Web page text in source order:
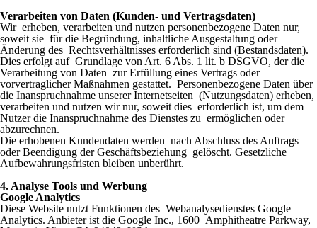
Verarbeiten von Daten (Kunden- und Vertragsdaten)
Wir erheben, verarbeiten und nutzen personenbezogene Daten nur,
soweit sie für die Begründung, inhaltliche Ausgestaltung oder
Änderung des Rechtsverhältnisses erforderlich sind (Bestandsdaten).
Dies erfolgt auf Grundlage von Art. 6 Abs. 1 lit. b DSGVO, der die
Verarbeitung von Daten zur Erfüllung eines Vertrags oder
vorvertraglicher Maßnahmen gestattet. Personenbezogene Daten über
die Inanspruchnahme unserer Internetseiten (Nutzungsdaten) erheben,
verarbeiten und nutzen wir nur, soweit dies erforderlich ist, um dem
Nutzer die Inanspruchnahme des Dienstes zu ermöglichen oder
abzurechnen.
Die erhobenen Kundendaten werden nach Abschluss des Auftrags
oder Beendigung der Geschäftsbeziehung gelöscht. Gesetzliche
Aufbewahrungsfristen bleiben unberührt.
4. Analyse Tools und Werbung
Google Analytics
Diese Website nutzt Funktionen des Webanalysedienstes Google
Analytics. Anbieter ist die Google Inc., 1600 Amphitheatre Parkway,